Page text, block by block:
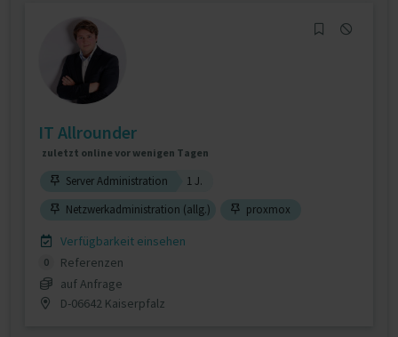
IT Allrounder
zuletzt online vor wenigen Tagen
Server Administration
1 J.
Netzwerkadministration (allg.)
proxmox
Verfügbarkeit einsehen
0
Referenzen
auf Anfrage
D-06642 Kaiserpfalz